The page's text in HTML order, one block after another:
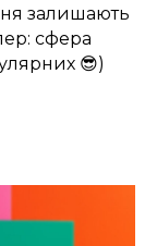
залишають
сфера
😎)